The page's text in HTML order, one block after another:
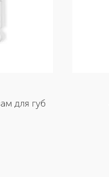
для губ